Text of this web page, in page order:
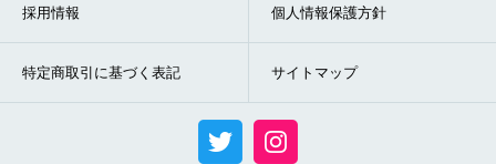
採用情報 個人情報保護方針
特定商取引に基づく表記 サイトマップ